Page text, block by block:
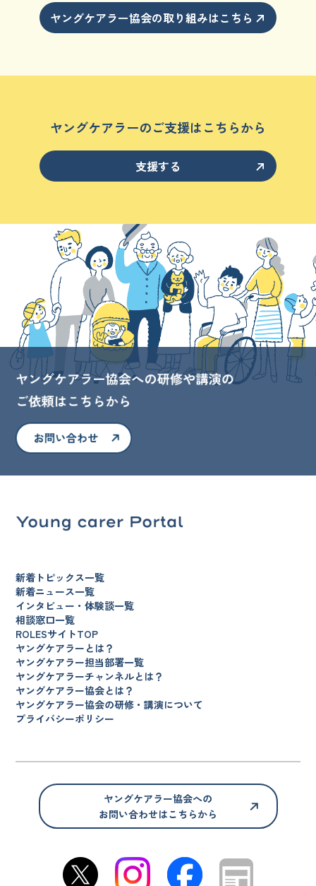
ヤングケアラー協会の取り組みはこちら
ヤングケアラーのご支援はこちらから
支援する
新着トピックス一覧
新着ニュース一覧
インタビュー・体験談一覧
相談窓口一覧
ROLESサイトTOP
ヤングケアラーとは？
ヤングケアラー担当部署一覧
ヤングケアラーチャンネルとは？
ヤングケアラー協会とは？
ヤングケアラー協会の研修・講演について
プライバシーポリシー
ヤングケアラー協会への
お問い合わせはこちらから